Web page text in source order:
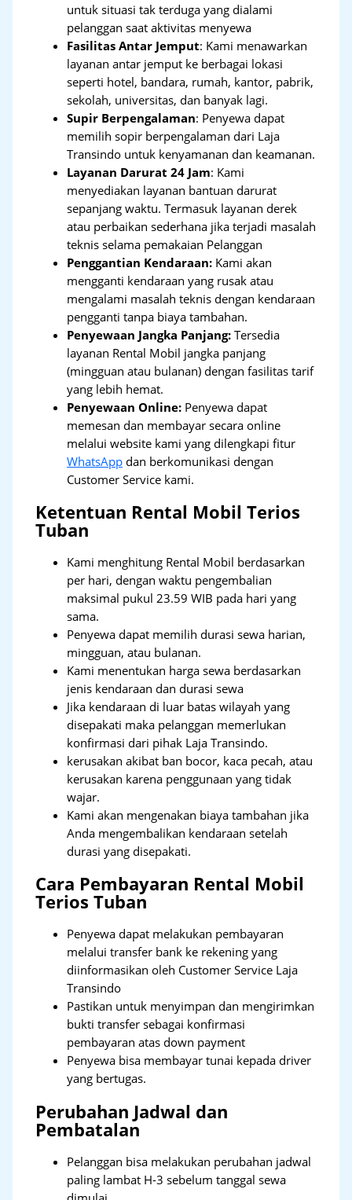
untuk situasi tak terduga yang dialami
pelanggan saat aktivitas menyewa
Fasilitas Antar Jemput: Kami menawarkan
layanan antar jemput ke berbagai lokasi
seperti hotel, bandara, rumah, kantor, pabrik,
sekolah, universitas, dan banyak lagi.
Supir Berpengalaman: Penyewa dapat
memilih sopir berpengalaman dari Laja
Transindo untuk kenyamanan dan keamanan.
Layanan Darurat 24 Jam: Kami
menyediakan layanan bantuan darurat
sepanjang waktu. Termasuk layanan derek
atau perbaikan sederhana jika terjadi masalah
teknis selama pemakaian Pelanggan
Penggantian Kendaraan: Kami akan
mengganti kendaraan yang rusak atau
mengalami masalah teknis dengan kendaraan
pengganti tanpa biaya tambahan.
Penyewaan Jangka Panjang: Tersedia
layanan Rental Mobil jangka panjang
(mingguan atau bulanan) dengan fasilitas tarif
yang lebih hemat.
Penyewaan Online: Penyewa dapat
memesan dan membayar secara online
melalui website kami yang dilengkapi fitur
WhatsApp dan berkomunikasi dengan
Customer Service kami.
Ketentuan Rental Mobil Terios
Tuban
Kami menghitung Rental Mobil berdasarkan
per hari, dengan waktu pengembalian
maksimal pukul 23.59 WIB pada hari yang
sama.
Penyewa dapat memilih durasi sewa harian,
mingguan, atau bulanan.
Kami menentukan harga sewa berdasarkan
jenis kendaraan dan durasi sewa
Jika kendaraan di luar batas wilayah yang
disepakati maka pelanggan memerlukan
konfirmasi dari pihak Laja Transindo.
kerusakan akibat ban bocor, kaca pecah, atau
kerusakan karena penggunaan yang tidak
wajar.
Kami akan mengenakan biaya tambahan jika
Anda mengembalikan kendaraan setelah
durasi yang disepakati.
Cara Pembayaran Rental Mobil
Terios Tuban
Penyewa dapat melakukan pembayaran
melalui transfer bank ke rekening yang
diinformasikan oleh Customer Service Laja
Transindo
Pastikan untuk menyimpan dan mengirimkan
bukti transfer sebagai konfirmasi
pembayaran atas down payment
Penyewa bisa membayar tunai kepada driver
yang bertugas.
Perubahan Jadwal dan
Pembatalan
Pelanggan bisa melakukan perubahan jadwal
paling lambat H-3 sebelum tanggal sewa